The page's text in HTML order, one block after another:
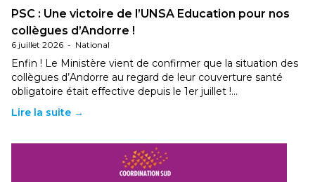
PSC : Une victoire de l’UNSA Education pour nos
collègues d’Andorre !
6 juillet 2026 - National
Enfin ! Le Ministère vient de confirmer que la situation des
collègues d’Andorre au regard de leur couverture santé
obligatoire était effective depuis le 1er juillet !…
Lire la suite →